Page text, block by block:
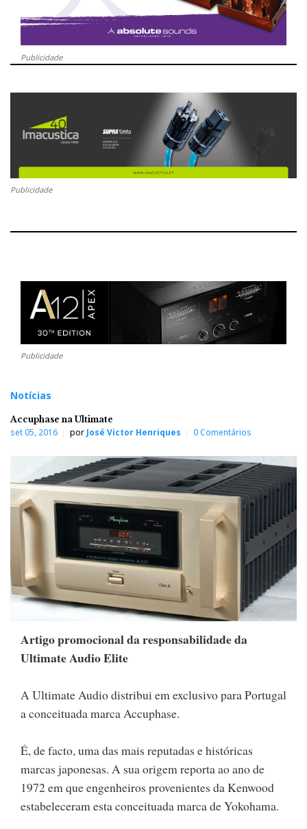
Publicidade
Publicidade
Publicidade
Notícias
Accuphase na Ultimate
set 05, 2016 por José Victor Henriques 0 Comentários
Artigo promocional da responsabilidade da
Ultimate Audio Elite
A Ultimate Audio distribui em exclusivo para Portugal
a conceituada marca Accuphase.
É, de facto, uma das mais reputadas e históricas
marcas japonesas. A sua origem reporta ao ano de
1972 em que engenheiros provenientes da Kenwood
estabeleceram esta conceituada marca de Yokohama.